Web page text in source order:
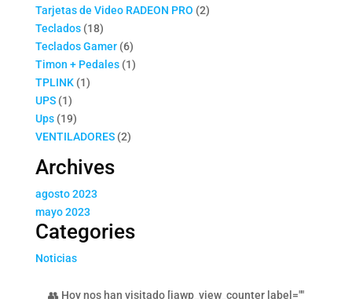
producto
Tarjetas de Video RADEON PRO 22
Teclados 1818
productos
Teclados Gamer 66
productos
Timon + Pedales 11
TPLINK 11
UPS 11
producto
Ups 1919
productos
VENTILADORES 22
Archives
agosto 2023
mayo 2023
Categories
Noticias
👥 Hoy nos han visitado [iawp_view_counter label=""